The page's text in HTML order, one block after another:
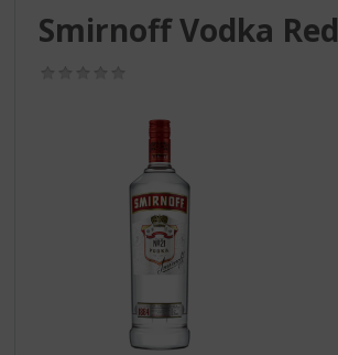
Smirnoff Vodka Red